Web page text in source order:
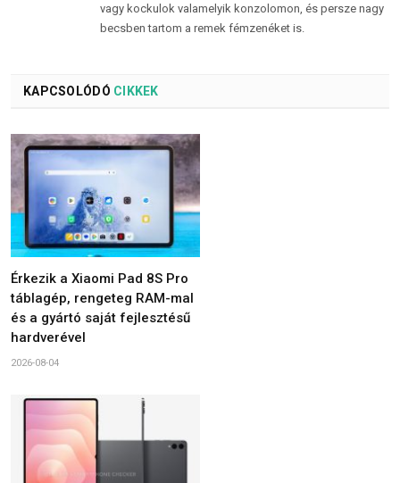
vagy kockulok valamelyik konzolomon, és persze nagy
becsben tartom a remek fémzenéket is.
KAPCSOLÓDÓ CIKKEK
Érkezik a Xiaomi Pad 8S Pro
táblagép, rengeteg RAM-mal
és a gyártó saját fejlesztésű
hardverével
2026-08-04